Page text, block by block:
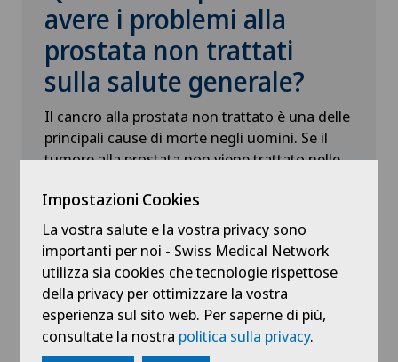
avere i problemi alla
prostata non trattati
sulla salute generale?
Il cancro alla prostata non trattato è una delle
principali cause di morte negli uomini. Se il
tumore alla prostata non viene trattato nelle
corpo, rendendo quasi impossibile una terapia
curativa. Quando il tumore si è diffuso,
spesso sono necessarie terapie sistemiche
come la chemioterapia o la terapia ormonale
per rallentare la crescita del tumore. La
diagnosi e il trattamento precoci sono
fondamentali per garantire le migliori
possibilità di guarigione.
Impostazioni Cookies
La vostra salute e la vostra privacy sono
importanti per noi - Swiss Medical Network
utilizza sia cookies che tecnologie rispettose
della privacy per ottimizzare la vostra
esperienza sul sito web. Per saperne di più,
consultate la nostra politica sulla privacy.